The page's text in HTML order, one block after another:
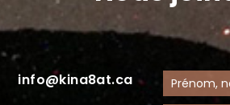
info@kina8at.ca